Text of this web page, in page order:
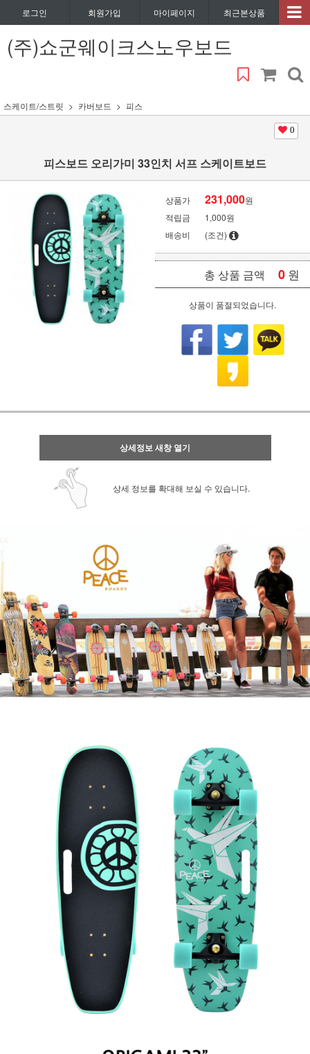
로그인 회원가입 마이페이지 최근본상품
(주)쇼군웨이크스노우보드
스케이트/스트릿 카버보드 피스
0
피스보드 오리가미 33인치 서프 스케이트보드
상품가 231,000원
적립금
1,000원
배송비
(조건)
총 상품 금액 0 원
상품이 품절되었습니다.
상세정보 새창 열기
상세 정보를 확대해 보실 수 있습니다.